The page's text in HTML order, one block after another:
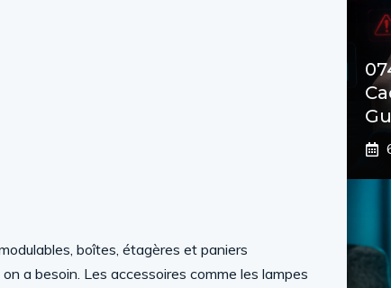
boîtes, étagères et paniers
a besoin. Les accessoires comme les lampes